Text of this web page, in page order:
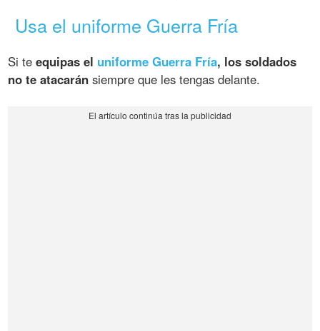
Usa el uniforme Guerra Fría
Si teequipas el uniforme Guerra Fría, los soldados
no te atacarán siempre que les tengas delante.